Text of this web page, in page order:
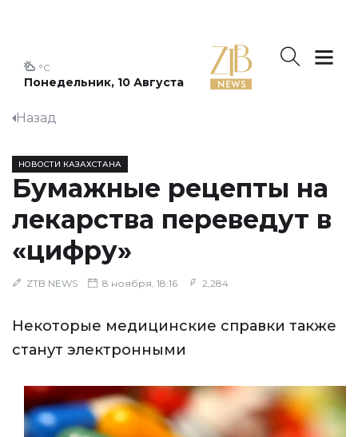
Понедельник, 10 Августа
°C
Назад
НОВОСТИ КАЗАХСТАНА
Бумажные рецепты на
лекарства переведут в
«цифру»
ZTB NEWS 8 ноября, 18:16 2,284
Некоторые медицинские справки также
станут электронными